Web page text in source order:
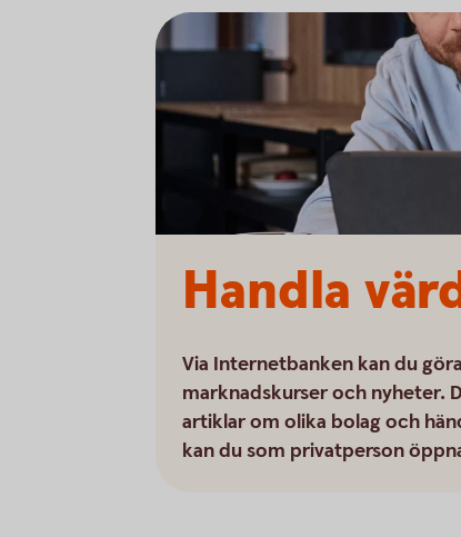
Handla
Via Internetbanken kan du
marknadskurser och nyheter.
artiklar om olika bolag och
kan du som privatperson